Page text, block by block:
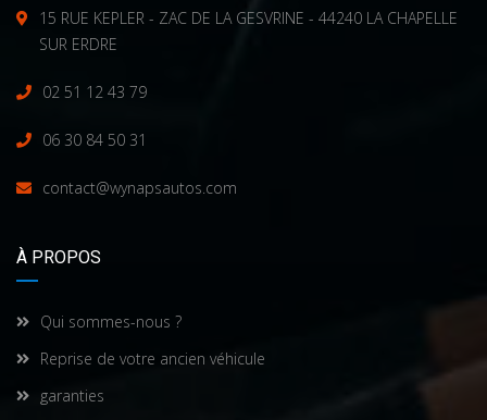
15 RUE KEPLER - ZAC DE LA GESVRINE - 44240 LA CHAPELLE
SUR ERDRE
02 51 12 43 79
06 30 84 50 31
contact@wynapsautos.com
À PROPOS
Qui sommes-nous ?
Reprise de votre ancien véhicule
garanties